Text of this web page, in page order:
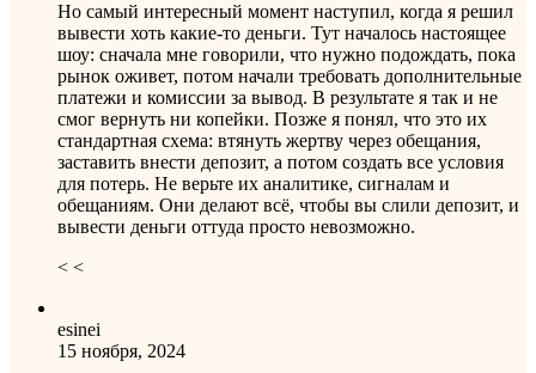
Но самый интересный момент наступил, когда я решил
вывести хоть какие-то деньги. Тут началось настоящее
шоу: сначала мне говорили, что нужно подождать, пока
рынок оживет, потом начали требовать дополнительные
платежи и комиссии за вывод. В результате я так и не
смог вернуть ни копейки. Позже я понял, что это их
стандартная схема: втянуть жертву через обещания,
заставить внести депозит, а потом создать все условия
для потерь. Не верьте их аналитике, сигналам и
обещаниям. Они делают всё, чтобы вы слили депозит, и
вывести деньги оттуда просто невозможно.
< <
esinei
15 ноября, 2024